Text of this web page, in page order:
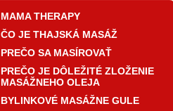
MAMA THERAPY
ČO JE THAJSKÁ MASÁŽ
PREČO SA MASÍROVAŤ
PREČO JE DÔLEŽITÉ ZLOŽENIE
MASÁŽNEHO OLEJA
BYLINKOVÉ MASÁŽNE GULE